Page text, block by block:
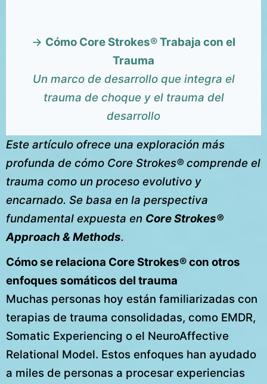
→ Cómo Core Strokes® Trabaja con el
Trauma
Un marco de desarrollo que integra el
trauma de choque y el trauma del
desarrollo
Este artículo ofrece una exploración más
profunda de cómo Core Strokes® comprende el
trauma como un proceso evolutivo y
encarnado. Se basa en la perspectiva
fundamental expuesta en Core Strokes®
Approach & Methods.
Cómo se relaciona Core Strokes® con otros
enfoques somáticos del trauma
Muchas personas hoy están familiarizadas con
terapias de trauma consolidadas, como EMDR,
Somatic Experiencing o el NeuroAffective
Relational Model. Estos enfoques han ayudado
a miles de personas a procesar experiencias